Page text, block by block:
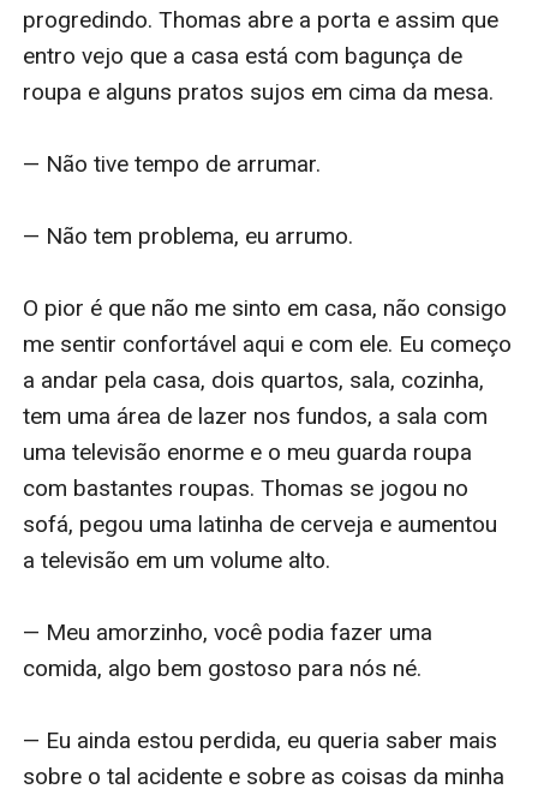
progredindo. Thomas abre a porta e assim que
entro vejo que a casa está com bagunça de
roupa e alguns pratos sujos em cima da mesa.
— Não tive tempo de arrumar.
— Não tem problema, eu arrumo.
O pior é que não me sinto em casa, não consigo
me sentir confortável aqui e com ele. Eu começo
a andar pela casa, dois quartos, sala, cozinha,
tem uma área de lazer nos fundos, a sala com
uma televisão enorme e o meu guarda roupa
com bastantes roupas. Thomas se jogou no
sofá, pegou uma latinha de cerveja e aumentou
a televisão em um volume alto.
— Meu amorzinho, você podia fazer uma
comida, algo bem gostoso para nós né.
— Eu ainda estou perdida, eu queria saber mais
sobre o tal acidente e sobre as coisas da minha